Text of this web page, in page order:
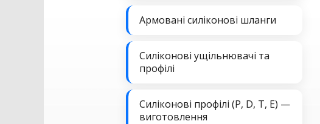
Армовані силіконові шланги
Силіконові ущільнювачі та
профілі
Силіконові профілі (P, D, T, E) —
виготовлення